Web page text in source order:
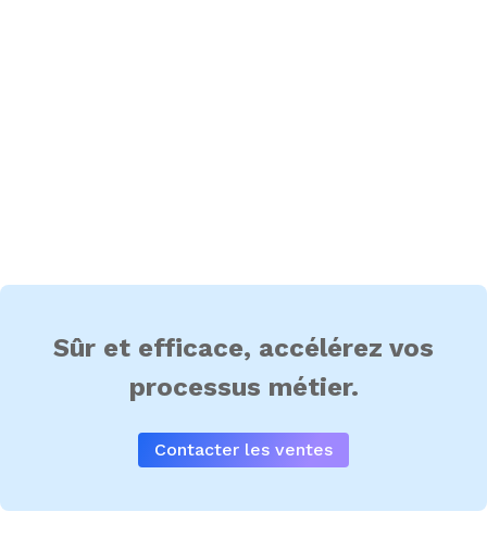
Sûr et efficace, accélérez vos
processus métier.
Contacter les ventes